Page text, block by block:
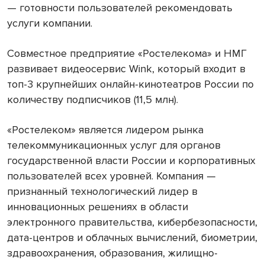
— готовности пользователей рекомендовать
услуги компании.
Совместное предприятие «Ростелекома» и НМГ
развивает видеосервис Wink, который входит в
топ-3 крупнейших онлайн-кинотеатров России по
количеству подписчиков (11,5 млн).
«Ростелеком» является лидером рынка
телекоммуникационных услуг для органов
государственной власти России и корпоративных
пользователей всех уровней. Компания —
признанный технологический лидер в
инновационных решениях в области
электронного правительства, кибербезопасности,
дата-центров и облачных вычислений, биометрии,
здравоохранения, образования, жилищно-